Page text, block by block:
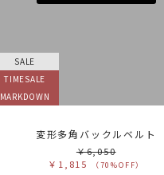
SALE
TIMESALE
MARKDOWN
変形多角バックルベルト
￥6,050
￥1,815
（70%OFF）